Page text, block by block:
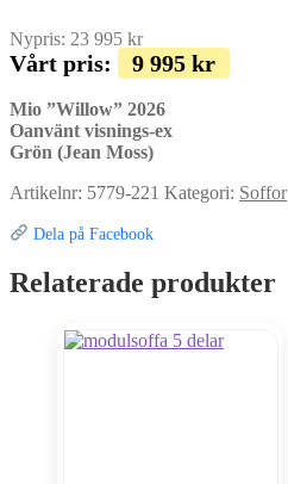
Nypris: 23 995 kr
Vårt pris: 9 995 kr
Mio ”Willow” 2026
Oanvänt visnings-ex
Grön (Jean Moss)
Artikelnr: 5779-221 Kategori: Soffor
Dela på Facebook
Relaterade produkter